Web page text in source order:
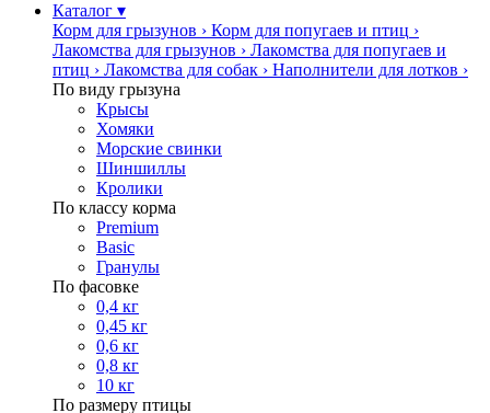
Каталог ▾
Корм для грызунов › Корм для попугаев и птиц ›
Лакомства для грызунов › Лакомства для попугаев и
птиц › Лакомства для собак › Наполнители для лотков ›
По виду грызуна
Крысы
Хомяки
Морские свинки
Шиншиллы
Кролики
По классу корма
Premium
Basic
Гранулы
По фасовке
0,4 кг
0,45 кг
0,6 кг
0,8 кг
10 кг
По размеру птицы